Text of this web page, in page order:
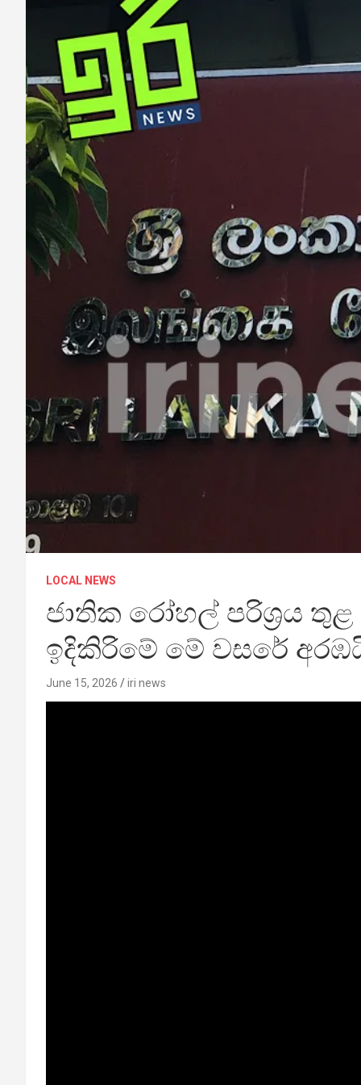
LOCAL NEWS
ජාතික රෝහල් පරිශ්‍රය තුළ
ඉදිකිරිමේ මේ වසරේ
June 15, 2026 iri news